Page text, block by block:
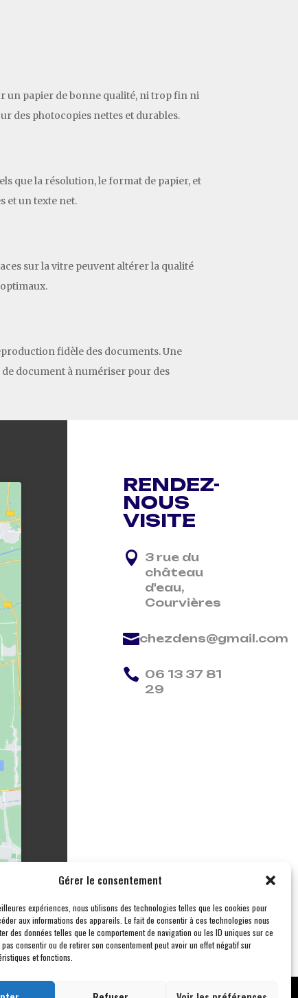
Gérer le consentement
expériences, nous utilisons des technologies telles que les cookies pour
aux informations des appareils. Le fait de consentir à ces technologies nous
des données telles que le comportement de navigation ou les ID uniques sur ce
consentir ou de retirer son consentement peut avoir un effet négatif sur
et fonctions.
un papier de bonne qualité, ni trop fin ni
des photocopies nettes et durables.
que la résolution, le format de papier, et
et un texte net.
sur la vitre peuvent altérer la qualité
fidèle des documents. Une
document à numériser pour des
RENDEZ-
NOUS
VISITE
 3 rue du
château
d'eau,
Courvières
chezdens@gmail.com
 06 13 37 81
29